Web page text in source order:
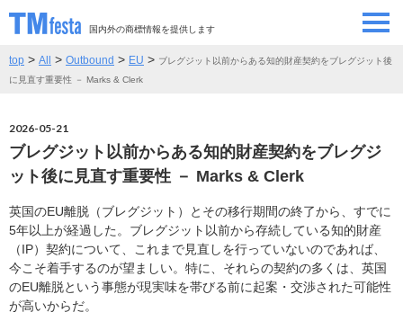
国内外の商標情報を提供します
SEMINAR/EVENT
CONTRIBUTORS 情報提供者
CONTACT お問い合わせ
top > All > Outbound > EU > ブレグジット以前からある知的財産契約をブレグジット後
に見直す重要性 － Marks & Clerk
2026-05-21
ブレグジット以前からある知的財産契約をブレグジ
ット後に見直す重要性 － Marks & Clerk
英国のEU離脱（ブレグジット）とその移行期間の終了から、すでに
5年以上が経過した。ブレグジット以前から存続している知的財産
（IP）契約について、これまで見直しを行っていないのであれば、
今こそ着手するのが望ましい。特に、それらの契約の多くは、英国
のEU離脱という事態が現実味を帯びる前に起案・交渉された可能性
が高いからだ。